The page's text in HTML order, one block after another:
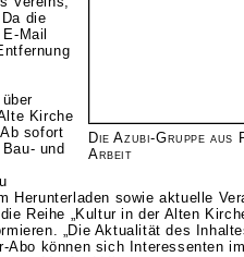
Die Azubi-Gruppe aus
Arbeit
die
Mail
Kirche
sofort
und
Herunterladen sowie aktuelle
Reihe „Kultur in der Alten
„Die Aktualität des
Abo können sich Interessenten